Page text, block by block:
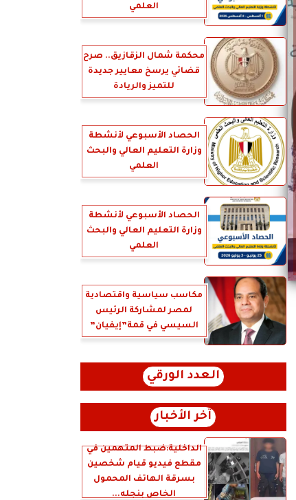
العلمي
محكمة شمال الزقازيق.. صرح
قضائي يرسخ معايير جديدة
للتميز والريادة
الحصاد الأسبوعي لأنشطة
وزارة التعليم العالي والبحث
العلمي
الحصاد الأسبوعي لأنشطة
وزارة التعليم العالي والبحث
العلمي
مكاسب سياسية واقتصادية
لمصر لمشاركة الرئيس
السيسي في قمة”إيفيان”
العدد الورقي
آخر الأخبار
الداخلية:ضبط المتهمين في
مقطع فيديو قيام شخصين
بسرقة الهاتف المحمول
الخاص بنجله...